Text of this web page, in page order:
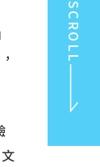
SCROLL